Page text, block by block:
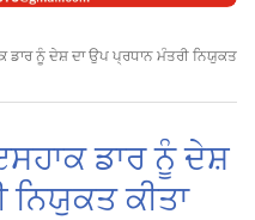
ਡਾਰ ਨੂੰ ਦੇਸ਼ ਦਾ ਉਪ ਪ੍ਰਧਾਨ ਮੰਤਰੀ ਨਿਯੁਕਤ
ਡਾਰ ਨੂੰ ਦੇਸ਼
ਨਿਯੁਕਤ ਕੀਤਾ